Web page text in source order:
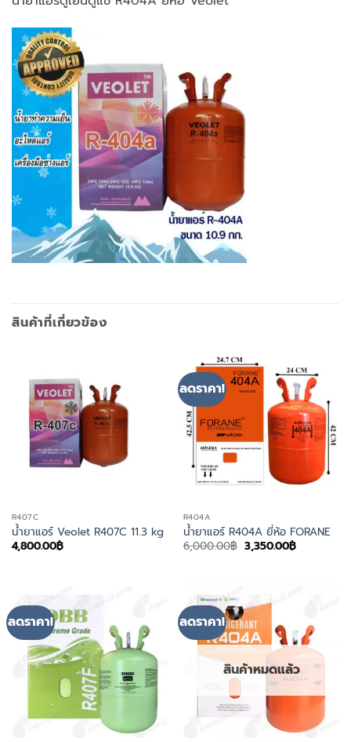
สินค้าที่เกี่ยวข้อง
R407C
น้ำยาแอร์ Veolet R407C 11.3 kg
4,800.00฿
ลดราคา!
R404A
น้ำยาแอร์ R404A ยี่ห้อ FORANE
6,000.00฿ Original
price
3,350.00฿Current
ลดราคา! ลดราคา!
สินค้าหมดแล้ว